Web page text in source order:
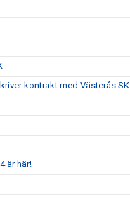
kontrakt med Västerås SK
är här!